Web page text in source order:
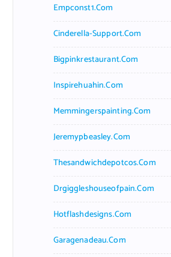
Empconst1.com
Cinderella-Support.com
Bigpinkrestaurant.com
Inspirehuahin.com
Memmingerspainting.com
Jeremypbeasley.com
Thesandwichdepotcos.com
Drgiggleshouseofpain.com
Hotflashdesigns.com
Garagenadeau.com